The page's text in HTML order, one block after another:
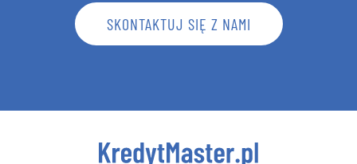
SKONTAKTUJ SIĘ Z NAMI